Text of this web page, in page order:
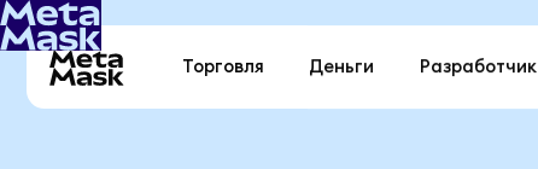
Торговля Деньги Разработчик